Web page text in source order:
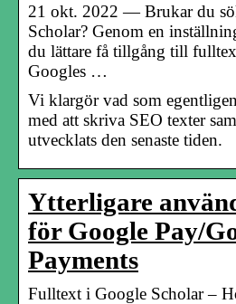
21 okt. 2022 — Brukar du
Scholar? Genom en
du lättare få tillgång till
Googles …
Vi klargör vad som
med att skriva SEO texter
utvecklats den senaste tiden.
Ytterligare
för Google Pay/
Payments
Fulltext i Google Scholar –